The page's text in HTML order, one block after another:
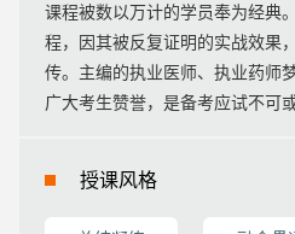
课程被数以万计的学员奉为经典
程，因其被反复证明的实战效果
传。主编的执业医师、执业药师
广大考生赞誉，是备考应试不可
授课风格